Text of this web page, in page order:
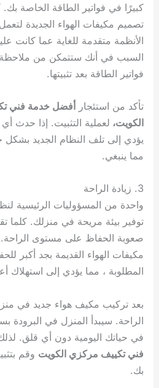
كبيرًا في فواتير الطاقة الخاصة بك.
تصميم مكيفات الهواء الجديدة
السبب في أنك ستتمكن من
فواتير الطاقة بعد تثبيتها.
تأكد من استئجار أفضل خدمة فني
الكويت، لعملية التثبيت. إذا حدث أي
يؤدي إلى تلف النظام الجديد بشكل
مما ينبغي.
3. زيادة الراحة
واحدة من المسؤوليات الرئيسية
توفير بيئة مريحة في منزلك.
صعوبة الحفاظ على مستوى
مكيفات الهواء القديمة بجد أكبر
المطلوبة ، مما يؤدي إلى استهلاك
بعد تركيب مكيف هواء جديد في
الراحة. سيبدأ المنزل في البرودة
في حياتك اليومية دون أي قلق.
فني تكييف مركزي الكويت وقم
بك.